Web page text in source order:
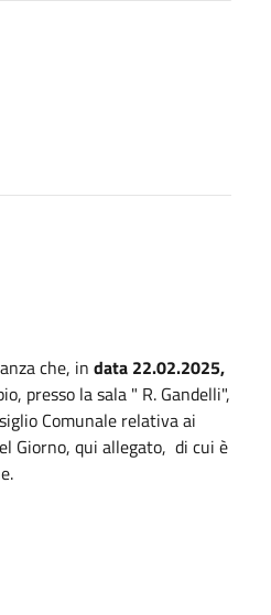
che, in data 22.02.2025,
presso la sala " R. Gandelli",
Comunale relativa ai
Giorno, qui allegato, di cui è